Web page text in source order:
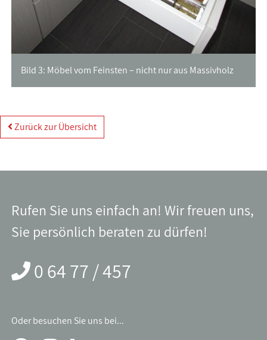
Bild 3: Möbel vom Feinsten – nicht nur aus Massivholz
Zurück zur Übersicht
Rufen Sie uns einfach an! Wir freuen uns,
Sie persönlich beraten zu dürfen!
0 64 77 / 457
Oder besuchen Sie uns bei...